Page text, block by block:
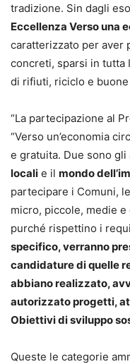
tradizione. Sin dagli
Eccellenza Verso una
caratterizzato per aver
concreti, sparsi in tutta
di rifiuti, riciclo e
“La partecipazione al
“Verso un’economia
e gratuita. Due sono
locali e il mondo
partecipare i Comuni,
micro, piccole, medie
purché rispettino i
specifico, verranno
candidature di quelle
abbiano realizzato,
autorizzato progetti,
Obiettivi di sviluppo
Queste le categorie